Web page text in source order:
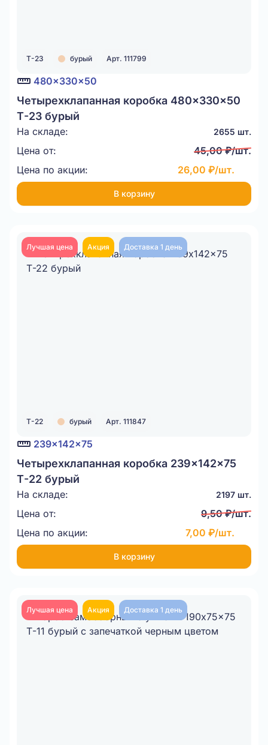
Т-23 бурый Арт. 111799
480x330x50
Четырехклапанная коробка 480x330x50
Т-23 бурый
На складе: 2655 шт.
Цена от:
45,00 ₽/шт.
Цена по акции:
26,00 ₽/шт.
В корзину
Лучшая цена Акция Доставка 1 день
Т-22 бурый Арт. 111847
239x142x75
Четырехклапанная коробка 239x142x75
Т-22 бурый
На складе: 2197 шт.
Цена от:
9,50 ₽/шт.
Цена по акции:
7,00 ₽/шт.
В корзину
Лучшая цена Акция Доставка 1 день